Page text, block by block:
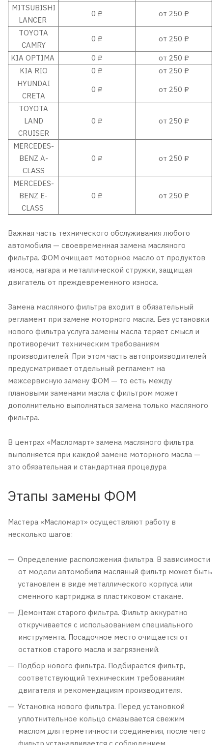
MITSUBISHI
LANCER
0 ₽ от 250 ₽
TOYOTA
CAMRY
0 ₽ от 250 ₽
KIA OPTIMA 0 ₽
от 250 ₽
KIA RIO
0 ₽
от 250 ₽
HYUNDAI
CRETA
0 ₽ от 250 ₽
TOYOTA
LAND
CRUISER
0 ₽ от 250 ₽
MERCEDES-
BENZ A-
CLASS
0 ₽ от 250 ₽
MERCEDES-
BENZ E-
CLASS
0 ₽ от 250 ₽
Важная часть технического обслуживания любого
автомобиля — своевременная замена масляного
фильтра. ФОМ очищает моторное масло от продуктов
износа, нагара и металлической стружки, защищая
двигатель от преждевременного износа.
Замена масляного фильтра входит в обязательный
регламент при замене моторного масла. Без установки
нового фильтра услуга замены масла теряет смысл и
противоречит техническим требованиям
производителей. При этом часть автопроизводителей
предусматривает отдельный регламент на
межсервисную замену ФОМ — то есть между
плановыми заменами масла с фильтром может
дополнительно выполняться замена только масляного
фильтра.
В центрах «Масломарт» замена масляного фильтра
выполняется при каждой замене моторного масла —
это обязательная и стандартная процедура
Этапы замены ФОМ
Мастера «Масломарт» осуществляют работу в
несколько шагов:
Определение расположения фильтра. В зависимости
от модели автомобиля масляный фильтр может быть
установлен в виде металлического корпуса или
сменного картриджа в пластиковом стакане.
Демонтаж старого фильтра. Фильтр аккуратно
откручивается с использованием специального
инструмента. Посадочное место очищается от
остатков старого масла и загрязнений.
Подбор нового фильтра. Подбирается фильтр,
соответствующий техническим требованиям
двигателя и рекомендациям производителя.
Установка нового фильтра. Перед установкой
уплотнительное кольцо смазывается свежим
маслом для герметичности соединения, после чего